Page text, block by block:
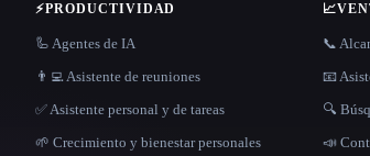
⚡PRODUCTIVIDAD
🦾 Agentes de IA
👨‍💻 Asistente de reuniones
✅ Asistente personal y de tareas
🌱 Crecimiento y bienestar personales
📈
📞
📧
🔍
📣